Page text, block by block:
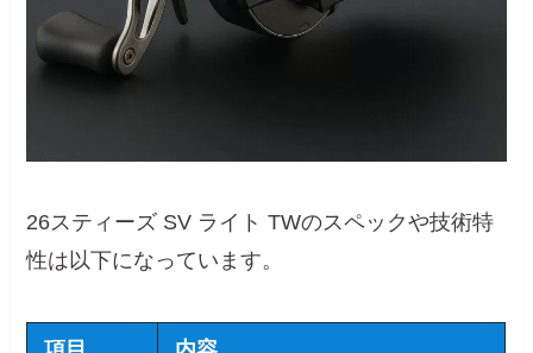
26スティーズ SV ライト TWのスペックや技術特
性は以下になっています。